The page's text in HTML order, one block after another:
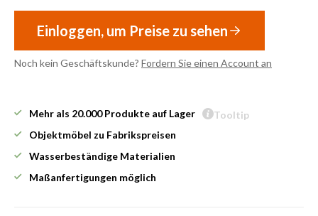
Einloggen, um Preise zu sehen
Noch kein Geschäftskunde? Fordern Sie einen Account an
Mehr als 20.000 Produkte auf Lager
Tooltip
Objektmöbel zu Fabrikspreisen
Wasserbeständige Materialien
Maßanfertigungen möglich